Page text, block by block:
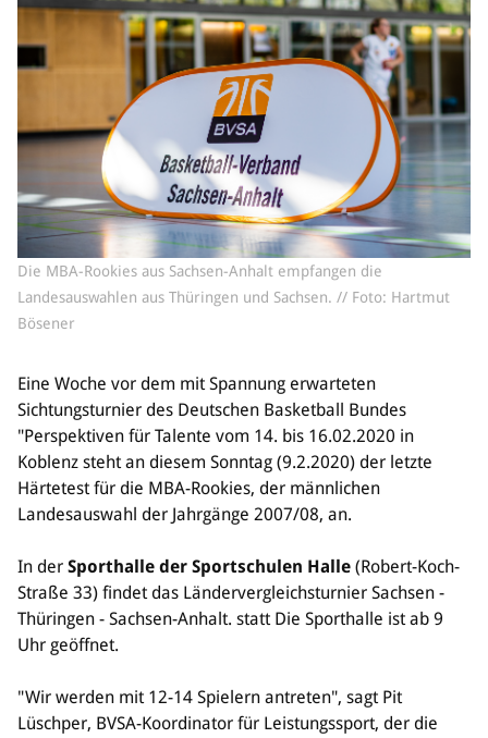
Sponsoren & Partner
BVSA-Events
Hallenübersicht
Digitaler Spielberichtsbogen
Regelwerk
Leistungssport
Jugend & Schulsport
Allgemeines
Info
Trainerwesen
Bildungsnetzwerk
Schiedsrichterwesen
Externe Bildungsangebote
Die MBA-Rookies aus Sachsen-Anhalt empfangen die
Landesauswahlen aus Thüringen und Sachsen. // Foto: Hartmut
Bösener
Eine Woche vor dem mit Spannung erwarteten
Sichtungsturnier des Deutschen Basketball Bundes
"Perspektiven für Talente vom 14. bis 16.02.2020 in
Koblenz steht an diesem Sonntag (9.2.2020) der letzte
Härtetest für die MBA-Rookies, der männlichen
Landesauswahl der Jahrgänge 2007/08, an.
In der Sporthalle der Sportschulen Halle (Robert-Koch-
Straße 33) findet das Ländervergleichsturnier Sachsen -
Thüringen - Sachsen-Anhalt. statt Die Sporthalle ist ab 9
Uhr geöffnet.
"Wir werden mit 12-14 Spielern antreten", sagt Pit
Lüschper, BVSA-Koordinator für Leistungssport, der die